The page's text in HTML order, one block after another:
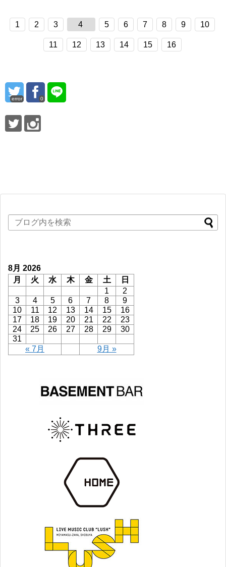
1 2 3 4 5 6 7 8 9 10
11 12 13 14 15 16
error 0
8月 2026
月
火 水 木 金 土
日
1
2
3
4 5 6 7 8
9
10
11 12 13 14 15
16
17
18 19 20 21 22
23
24
25 26 27 28 29
30
31
« 7月
9月 »